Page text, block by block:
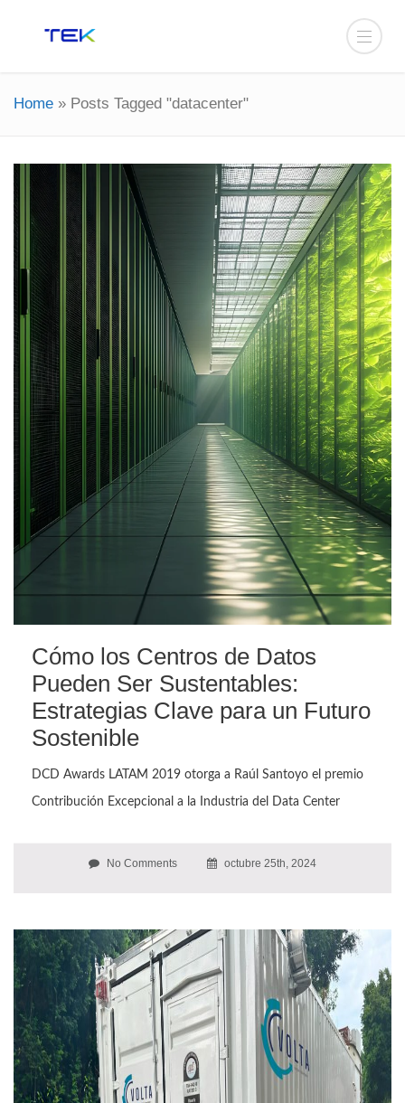
Home » Posts Tagged "datacenter"
Cómo los Centros de Datos
Pueden Ser Sustentables:
Estrategias Clave para un Futuro
Sostenible
DCD Awards LATAM 2019 otorga a Raúl Santoyo el premio
Contribución Excepcional a la Industria del Data Center
No Comments octubre 25th, 2024